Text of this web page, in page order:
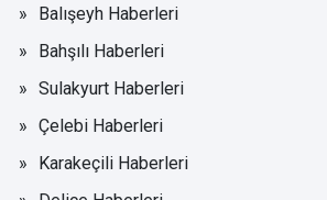
Balışeyh Haberleri
Bahşılı Haberleri
Sulakyurt Haberleri
Çelebi Haberleri
Karakeçili Haberleri